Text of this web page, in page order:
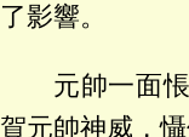
了影響。
元帥一面
賀元帥神威，